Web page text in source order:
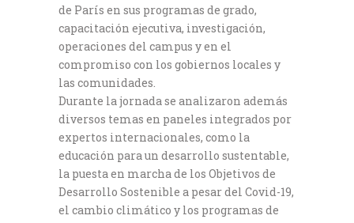
de París en sus programas de grado,
capacitación ejecutiva, investigación,
operaciones del campus y en el
compromiso con los gobiernos locales y
las comunidades.
Durante la jornada se analizaron además
diversos temas en paneles integrados por
expertos internacionales, como la
educación para un desarrollo sustentable,
la puesta en marcha de los Objetivos de
Desarrollo Sostenible a pesar del Covid-19,
el cambio climático y los programas de